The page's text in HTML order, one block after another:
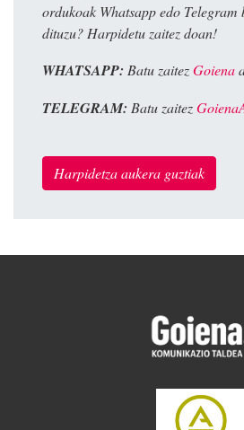
ordukoak Whatsapp edo Telegram
dituzu? Harpidetu zaitez doan!
WHATSAPP: Batu zaitezGoiena
TELEGRAM: Batu zaitez
Harpidetza aukera guztiak